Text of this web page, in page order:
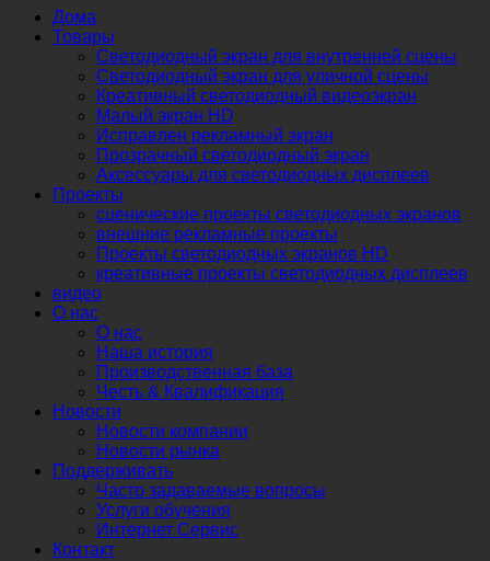
Дома
Товары
Светодиодный экран для внутренней сцены
Светодиодный экран для уличной сцены
Креативный светодиодный видеоэкран
Малый экран HD
Исправлен рекламный экран
Прозрачный светодиодный экран
Аксессуары для светодиодных дисплеев
Проекты
сценические проекты светодиодных экранов
внешние рекламные проекты
Проекты светодиодных экранов HD
креативные проекты светодиодных дисплеев
видео
О нас
О нас
Наша история
Производственная база
Честь & Квалификация
Новости
Новости компании
Новости рынка
Поддерживать
Часто задаваемые вопросы
Услуги обучения
Интернет Сервис
Контакт